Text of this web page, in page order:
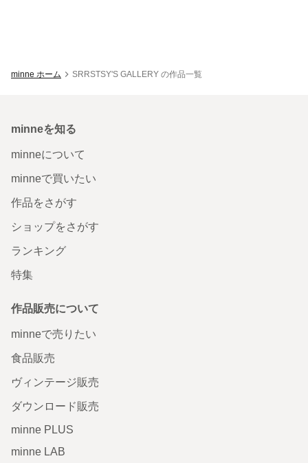
minne ホーム SRRSTSY'S GALLERY の作品一覧
minneを知る
minneについて
minneで買いたい
作品をさがす
ショップをさがす
ランキング
特集
作品販売について
minneで売りたい
食品販売
ヴィンテージ販売
ダウンロード販売
minne PLUS
minne LAB